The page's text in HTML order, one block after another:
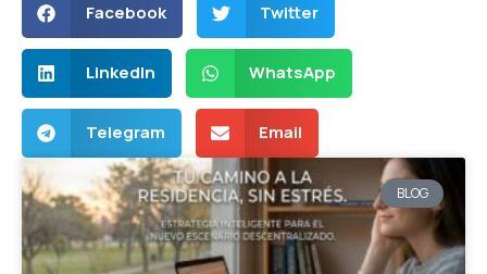
Facebook Twitter
LinkedIn WhatsApp
Telegram Email
BLOG